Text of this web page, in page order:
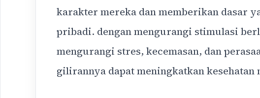
karakter mereka dan memberikan dasar
pribadi. dengan mengurangi stimulasi
mengurangi stres, kecemasan, dan
gilirannya dapat meningkatkan kesehatan